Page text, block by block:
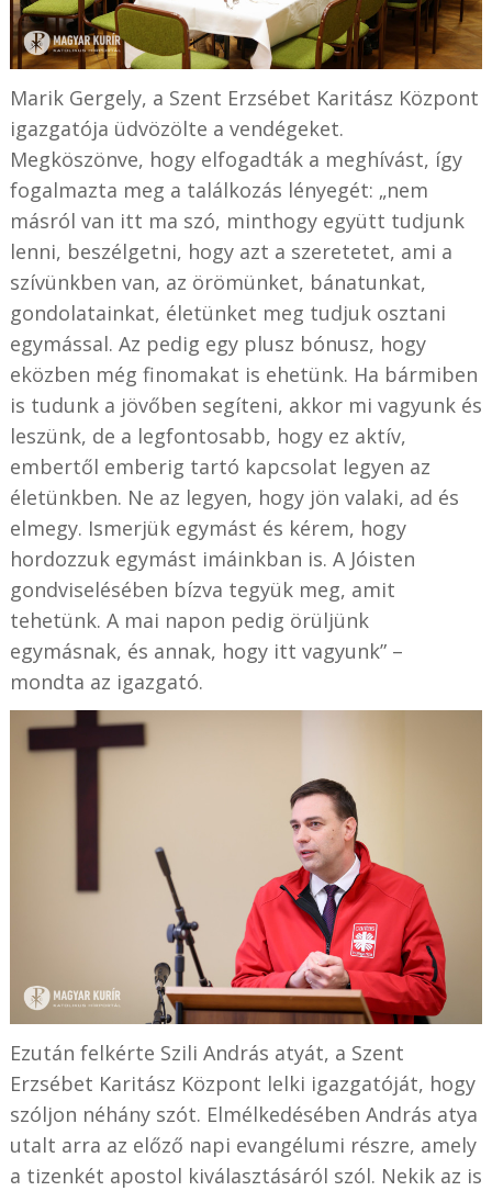
Marik Gergely, a Szent Erzsébet Karitász Központ
igazgatója üdvözölte a vendégeket.
Megköszönve, hogy elfogadták a meghívást, így
fogalmazta meg a találkozás lényegét: „nem
másról van itt ma szó, minthogy együtt tudjunk
lenni, beszélgetni, hogy azt a szeretetet, ami a
szívünkben van, az örömünket, bánatunkat,
gondolatainkat, életünket meg tudjuk osztani
egymással. Az pedig egy plusz bónusz, hogy
eközben még finomakat is ehetünk. Ha bármiben
is tudunk a jövőben segíteni, akkor mi vagyunk és
leszünk, de a legfontosabb, hogy ez aktív,
embertől emberig tartó kapcsolat legyen az
életünkben. Ne az legyen, hogy jön valaki, ad és
elmegy. Ismerjük egymást és kérem, hogy
hordozzuk egymást imáinkban is. A Jóisten
gondviselésében bízva tegyük meg, amit
tehetünk. A mai napon pedig örüljünk
egymásnak, és annak, hogy itt vagyunk” –
mondta az igazgató.
Ezután felkérte Szili András atyát, a Szent
Erzsébet Karitász Központ lelki igazgatóját, hogy
szóljon néhány szót. Elmélkedésében András atya
utalt arra az előző napi evangélumi részre, amely
a tizenkét apostol kiválasztásáról szól. Nekik az is